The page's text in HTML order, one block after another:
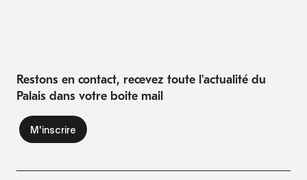
Restons en contact, recevez toute l'actualité du
Palais dans votre boite mail